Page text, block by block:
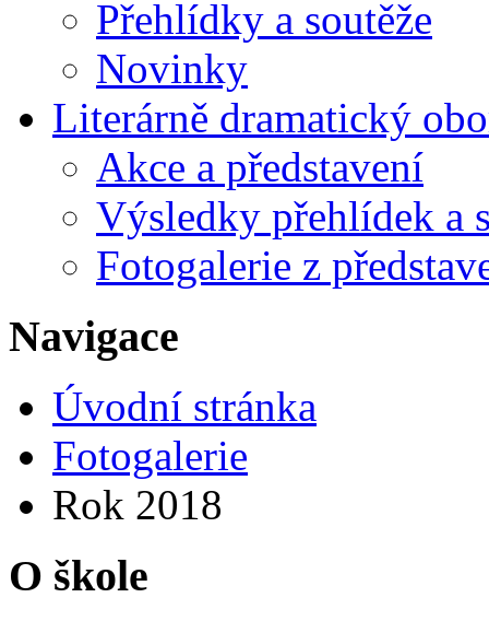
Přehlídky a soutěže
Novinky
Literárně dramatický
Akce a představení
Výsledky přehlídek a
Fotogalerie z
Navigace
Úvodní stránka
Fotogalerie
Rok 2018
O škole